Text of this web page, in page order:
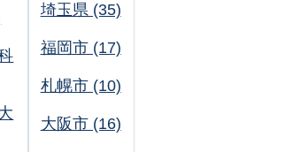
埼玉県 (35)
福岡市 (17)
札幌市 (10)
大阪市 (16)